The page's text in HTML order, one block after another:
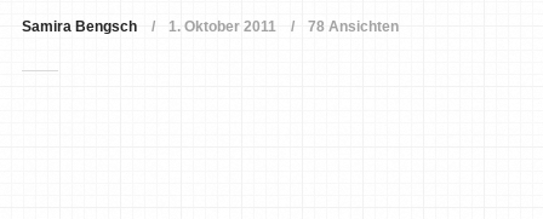
Samira Bengsch 1. Oktober 2011 78 Ansichten